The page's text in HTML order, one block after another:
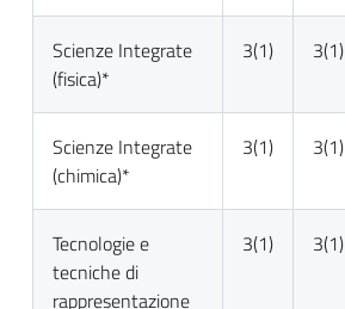
Scienze Integrate
(fisica)*
3(1) 3(1)
Scienze Integrate
(chimica)*
3(1) 3(1)
Tecnologie e
tecniche di
rappresentazione
3(1) 3(1)